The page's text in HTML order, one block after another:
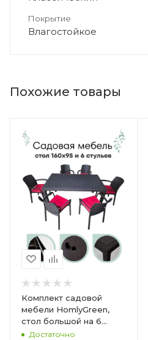
Покрытие
Влагостойкое
Похожие товары
Комплект садовой
мебели HomlyGreen,
стол большой на 6
персон 153х79х70, 6
Достаточно